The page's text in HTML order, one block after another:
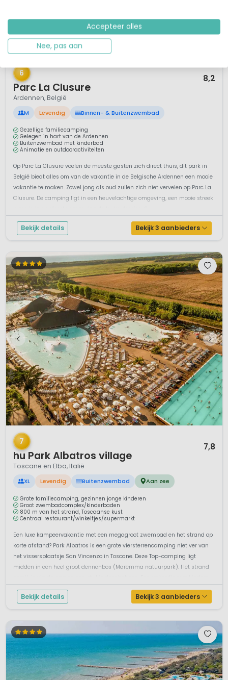
6
Parc La Clusure
8,2
Ardennen, België
M Levendig Binnen- & Buitenzwembad
Gezellige familiecamping
Gelegen in hart van de Ardennen
Buitenzwembad met kinderbad
Animatie en outdooractiviteiten
Op Parc La Clusure voelen de meeste gasten zich direct thuis, dit park in
België biedt alles om van de vakantie in de Belgische Ardennen een mooie
vakantie te maken. Zowel jong als oud zullen zich niet vervelen op Parc La
Clusure. De camping ligt in een heuvelachtige omgeving, een mooie streek
Bekijk details Bekijk 3 aanbieders
1 / 12
7
hu Park Albatros village
7,8
Toscane en Elba, Italië
XL Levendig Buitenzwembad Aan zee
Grote familiecamping, gezinnen jonge kinderen
Groot zwembadcomplex/kinderbaden
800 m van het strand, Toscaanse kust
Centraal restaurant/winkeltjes/supermarkt
Een luxe kampeervakantie met een megagroot zwembad en het strand op
korte afstand? Park Albatros is een grote viersterrencamping niet ver van
het vissersplaatsje San Vincenzo in Toscane. Deze Top-camping ligt
midden in een heel groot dennenbos (Maremma natuurpark). Het strand
Bekijk details Bekijk 3 aanbieders
Accepteer alles
Nee, pas aan